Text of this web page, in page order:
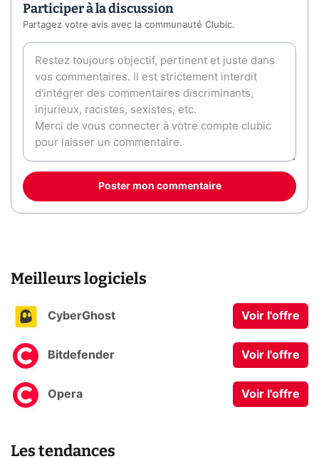
Participer à la discussion
Partagez votre avis avec la communauté Clubic.
Poster mon commentaire
Meilleurs logiciels
CyberGhost Voir l'offre
Bitdefender Voir l'offre
Opera Voir l'offre
Les tendances